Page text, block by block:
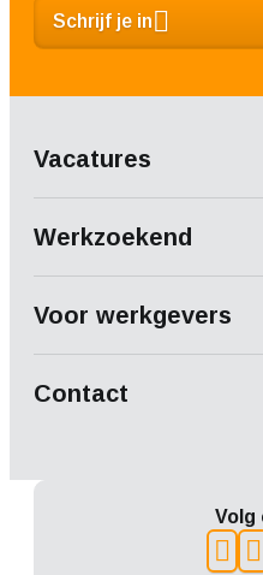
Schrijf je in
Vacatures
Werkzoekend
Voor werkgevers
Contact
Volg